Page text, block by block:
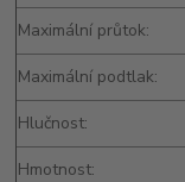
Maximální průtok:
Maximální podtlak:
Hlučnost:
Hmotnost: